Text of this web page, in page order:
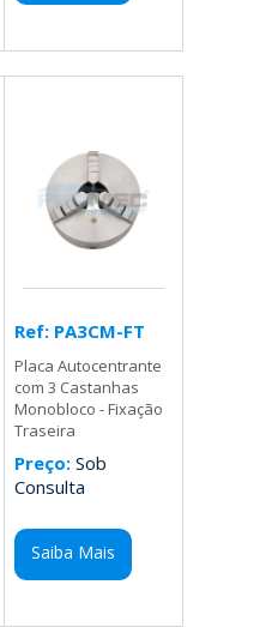
Ref: PA3CM-FT
Placa Autocentrante
com 3 Castanhas
Monobloco - Fixação
Traseira
Preço:Sob
Consulta
Saiba Mais